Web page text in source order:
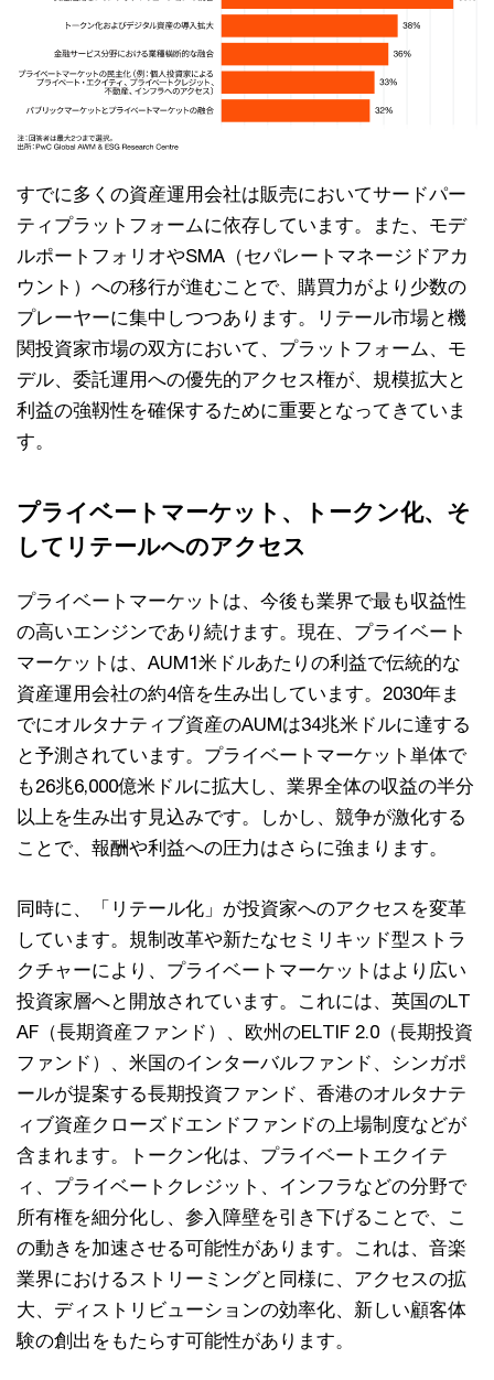
すでに多くの資産運用会社は販売においてサードパー
ティプラットフォームに依存しています。また、モデ
ルポートフォリオやSMA（セパレートマネージドアカ
ウント）への移行が進むことで、購買力がより少数の
プレーヤーに集中しつつあります。リテール市場と機
関投資家市場の双方において、プラットフォーム、モ
デル、委託運用への優先的アクセス権が、規模拡大と
利益の強靱性を確保するために重要となってきていま
す。
プライベートマーケット、トークン化、そ
してリテールへのアクセス
プライベートマーケットは、今後も業界で最も収益性
の高いエンジンであり続けます。現在、プライベート
マーケットは、AUM1米ドルあたりの利益で伝統的な
資産運用会社の約4倍を生み出しています。2030年ま
でにオルタナティブ資産のAUMは34兆米ドルに達する
と予測されています。プライベートマーケット単体で
も26兆6,000億米ドルに拡大し、業界全体の収益の半分
以上を生み出す見込みです。しかし、競争が激化する
ことで、報酬や利益への圧力はさらに強まります。
同時に、「リテール化」が投資家へのアクセスを変革
しています。規制改革や新たなセミリキッド型ストラ
クチャーにより、プライベートマーケットはより広い
投資家層へと開放されています。これには、英国のLT
AF（長期資産ファンド）、欧州のELTIF 2.0（長期投資
ファンド）、米国のインターバルファンド、シンガポ
ールが提案する長期投資ファンド、香港のオルタナテ
ィブ資産クローズドエンドファンドの上場制度などが
含まれます。トークン化は、プライベートエクイテ
ィ、プライベートクレジット、インフラなどの分野で
所有権を細分化し、参入障壁を引き下げることで、こ
の動きを加速させる可能性があります。これは、音楽
業界におけるストリーミングと同様に、アクセスの拡
大、ディストリビューションの効率化、新しい顧客体
験の創出をもたらす可能性があります。